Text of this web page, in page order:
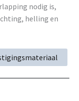
nodig is,
helling en